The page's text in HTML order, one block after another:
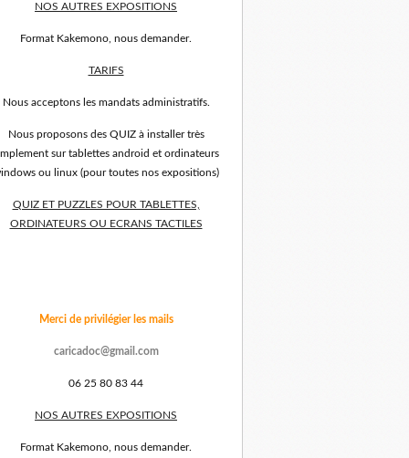
NOS AUTRES EXPOSITIONS
Format Kakemono, nous demander.
TARIFS
Nous acceptons les mandats administratifs.
Nous proposons des QUIZ à installer très
sur tablettes android et ordinateurs
ou linux (pour toutes nos expositions)
QUIZ ET PUZZLES POUR TABLETTES,
ORDINATEURS OU ECRANS TACTILES
Merci de privilégier les mails
caricadoc@gmail.com
06 25 80 83 44
NOS AUTRES EXPOSITIONS
Format Kakemono, nous demander.